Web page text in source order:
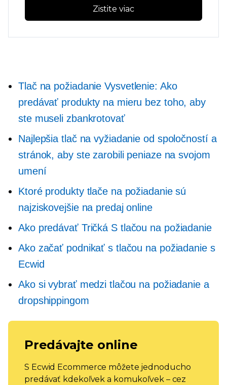
Zistite viac
Tlač na požiadanie Vysvetlenie: Ako
predávať produkty na mieru bez toho, aby
ste museli zbankrotovať
Najlepšia tlač na vyžiadanie od spoločností a
stránok, aby ste zarobili peniaze na svojom
umení
Ktoré produkty tlače na požiadanie sú
najziskovejšie na predaj online
Ako predávať Tričká S tlačou na požiadanie
Ako začať podnikať s tlačou na požiadanie s
Ecwid
Ako si vybrať medzi tlačou na požiadanie a
dropshippingom
Predávajte online
S Ecwid Ecommerce môžete jednoducho
predávať kdekoľvek a komukoľvek – cez